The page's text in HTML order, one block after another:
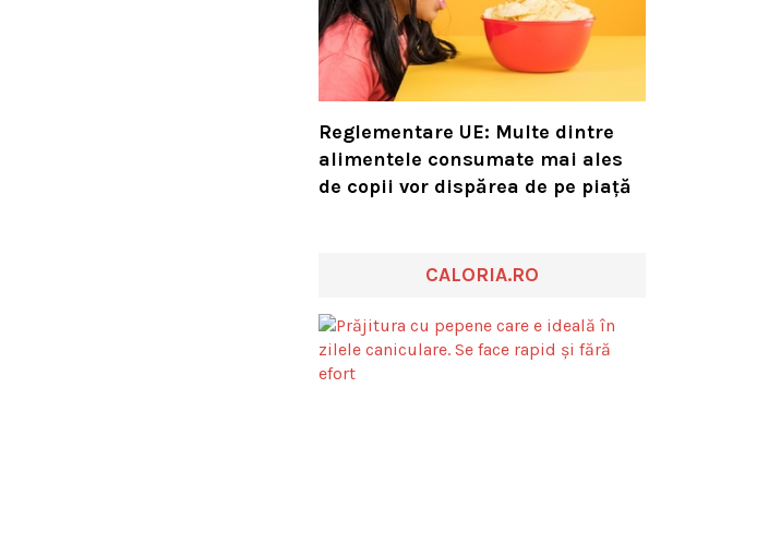
Reglementare UE: Multe dintre
alimentele consumate mai ales
de copii vor dispărea de pe piață
CALORIA.RO